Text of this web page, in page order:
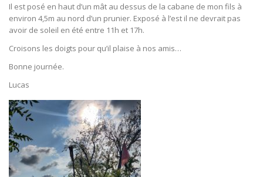
Il est posé en haut d’un mât au dessus de la cabane de mon fils à
environ 4,5m au nord d’un prunier. Exposé à l’est il ne devrait pas
avoir de soleil en été entre 11h et 17h.
Croisons les doigts pour qu’il plaise à nos amis…
Bonne journée.
Lucas